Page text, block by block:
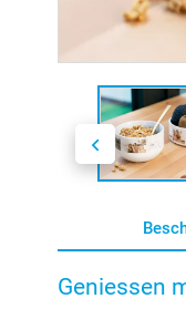
Geniessen